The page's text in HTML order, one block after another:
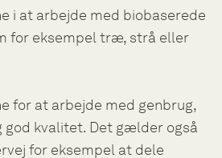
i at arbejde med biobaserede
for eksempel træ, strå eller
for at arbejde med genbrug,
god kvalitet. Det gælder også
for eksempel at dele